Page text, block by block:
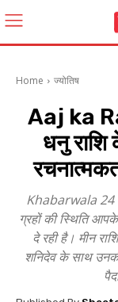
Home ज्योतिष
Aaj ka
धनु
Khabarwala
ग्रहों की स्थिति
दे रही है। मीन
शनिदेव के साथ